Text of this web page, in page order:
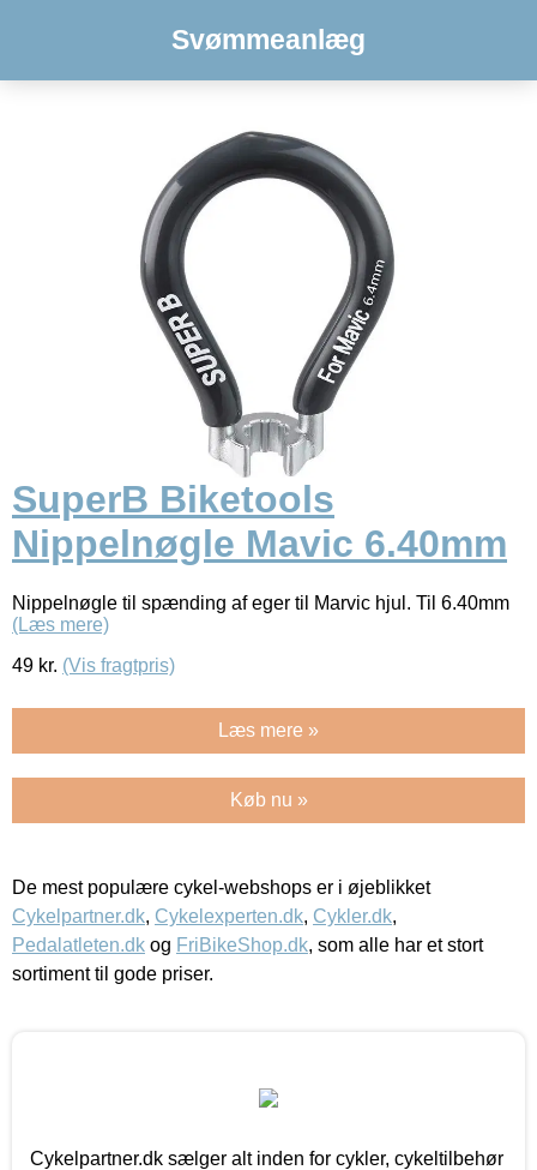
Svømmeanlæg
SuperB Biketools
Nippelnøgle Mavic 6.40mm
Nippelnøgle til spænding af eger til Marvic hjul. Til 6.40mm
(Læs mere)
49 kr. (Vis fragtpris)
Læs mere »
Køb nu »
De mest populære cykel-webshops er i øjeblikket
Cykelpartner.dk, Cykelexperten.dk, Cykler.dk,
Pedalatleten.dk og FriBikeShop.dk, som alle har et stort
sortiment til gode priser.
Cykelpartner.dk sælger alt inden for cykler, cykeltilbehør